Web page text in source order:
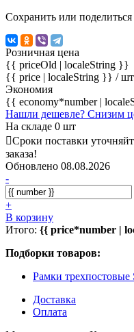
Сохранить или
Розничная цена
{{ priceOld | localeString }}
{{ price | localeString }} / шт
Экономия
{{ economy*number |
Нашли дешевле? Снизим
На складе 0 шт
Сроки поставки
заказа!
Обновлено 08.08.2026
-
+
В корзину
Итого: {{ price*number |
Подборки товаров:
Рамки трехпостовые
Доставка
Оплата